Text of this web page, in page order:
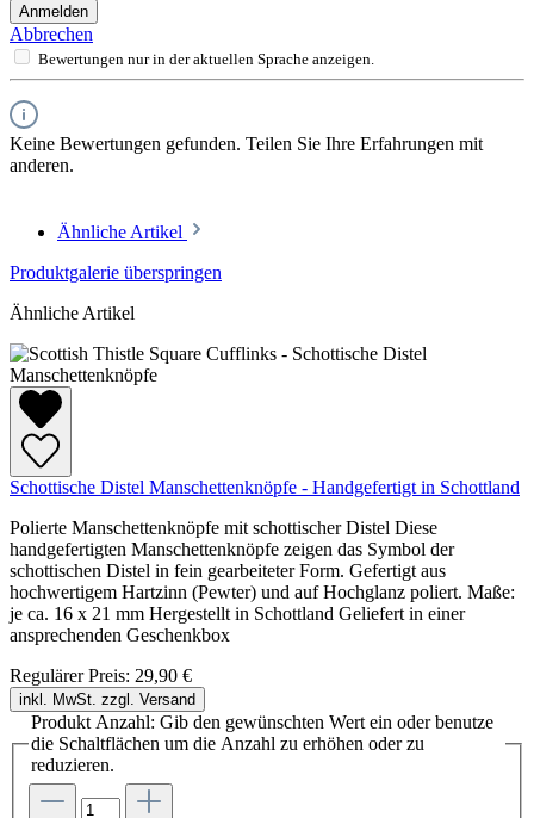
Anmelden
Abbrechen
Bewertungen nur in der aktuellen Sprache anzeigen.
Keine Bewertungen gefunden. Teilen Sie Ihre Erfahrungen mit
anderen.
Ähnliche Artikel
Produktgalerie überspringen
Ähnliche Artikel
Schottische Distel Manschettenknöpfe - Handgefertigt in Schottland
Polierte Manschettenknöpfe mit schottischer Distel Diese
handgefertigten Manschettenknöpfe zeigen das Symbol der
schottischen Distel in fein gearbeiteter Form. Gefertigt aus
hochwertigem Hartzinn (Pewter) und auf Hochglanz poliert. Maße:
je ca. 16 x 21 mm Hergestellt in Schottland Geliefert in einer
ansprechenden Geschenkbox
Regulärer Preis: 29,90 €
inkl. MwSt. zzgl. Versand
Produkt Anzahl: Gib den gewünschten Wert ein oder benutze
die Schaltflächen um die Anzahl zu erhöhen oder zu
reduzieren.